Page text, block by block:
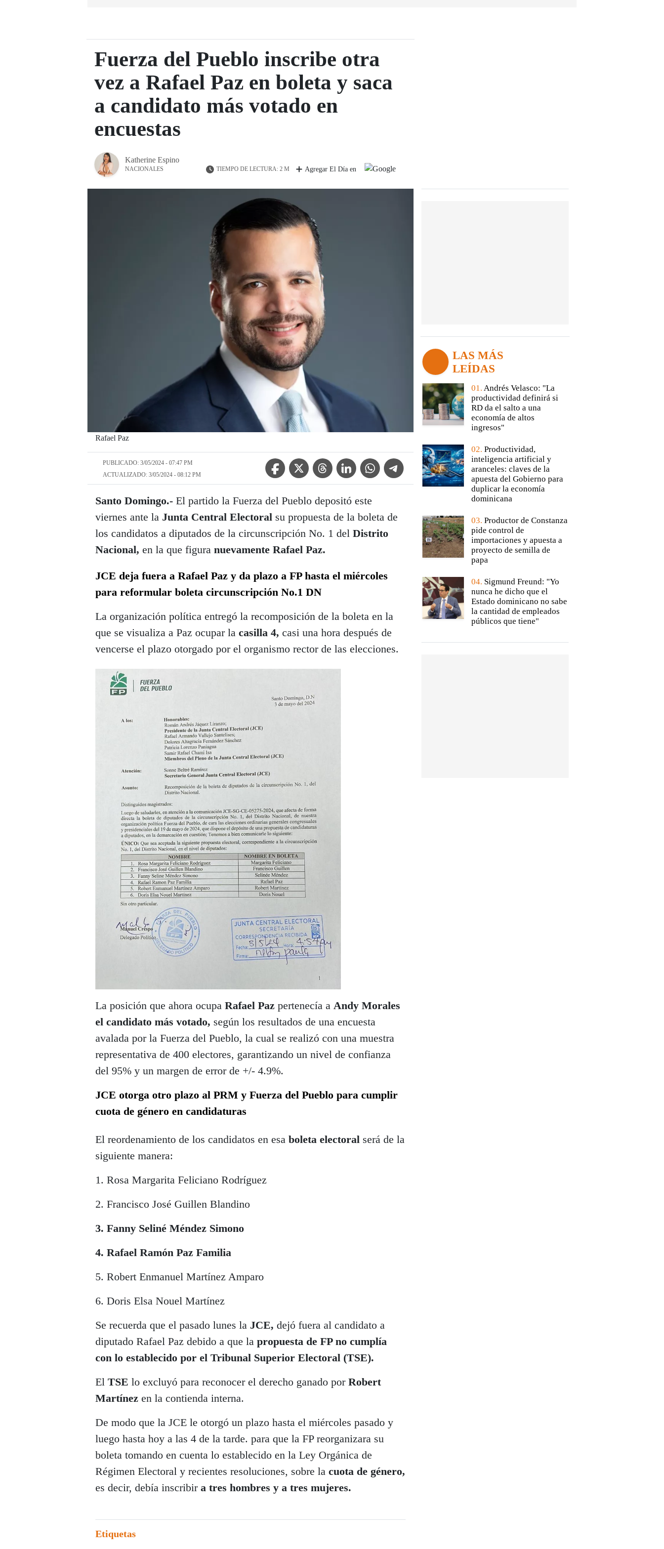
Fuerza del Pueblo inscribe otra
vez a Rafael Paz en boleta y saca
a candidato más votado en
encuestas
Katherine Espino
NACIONALES TIEMPO DE LECTURA: 2 M Agregar El Día en
Rafael Paz
PUBLICADO: 3/05/2024 - 07:47 PM
ACTUALIZADO: 3/05/2024 - 08:12 PM
Facebook IconTwitter IconThreads IconLinkedin IconWhatsApp IconTelegram Icon
Santo Domingo.- El partido la Fuerza del Pueblo depositó este
viernes ante la Junta Central Electoral su propuesta de la boleta de
los candidatos a diputados de la circunscripción No. 1 del Distrito
Nacional, en la que figura nuevamente Rafael Paz.
JCE deja fuera a Rafael Paz y da plazo a FP hasta el miércoles
para reformular boleta circunscripción No.1 DN
La organización política entregó la recomposición de la boleta en la
que se visualiza a Paz ocupar la casilla 4, casi una hora después de
vencerse el plazo otorgado por el organismo rector de las elecciones.
La posición que ahora ocupa Rafael Paz pertenecía a Andy Morales
el candidato más votado, según los resultados de una encuesta
avalada por la Fuerza del Pueblo, la cual se realizó con una muestra
representativa de 400 electores, garantizando un nivel de confianza
del 95% y un margen de error de +/- 4.9%.
JCE otorga otro plazo al PRM y Fuerza del Pueblo para cumplir
cuota de género en candidaturas
El reordenamiento de los candidatos en esa boleta electoral será de la
siguiente manera:
1. Rosa Margarita Feliciano Rodríguez
2. Francisco José Guillen Blandino
3. Fanny Seliné Méndez Simono
4. Rafael Ramón Paz Familia
5. Robert Enmanuel Martínez Amparo
6. Doris Elsa Nouel Martínez
Se recuerda que el pasado lunes la JCE, dejó fuera al candidato a
diputado Rafael Paz debido a que la propuesta de FP no cumplía
con lo establecido por el Tribunal Superior Electoral (TSE).
El TSE lo excluyó para reconocer el derecho ganado porRobert
Martínez en la contienda interna.
De modo que la JCE le otorgó un plazo hasta el miércoles pasado y
luego hasta hoy a las 4 de la tarde. para que la FP reorganizara su
boleta tomando en cuenta lo establecido en la Ley Orgánica de
Régimen Electoral y recientes resoluciones, sobre la cuota de género,
es decir, debía inscribira tres hombres y a tres mujeres.
Etiquetas
LAS MÁS
LEÍDAS
01. Andrés Velasco: "La
productividad definirá si
RD da el salto a una
economía de altos
ingresos"
02. Productividad,
inteligencia artificial y
aranceles: claves de la
apuesta del Gobierno para
duplicar la economía
dominicana
03. Productor de Constanza
pide control de
importaciones y apuesta a
proyecto de semilla de
papa
04. Sigmund Freund: "Yo
nunca he dicho que el
Estado dominicano no sabe
la cantidad de empleados
públicos que tiene"